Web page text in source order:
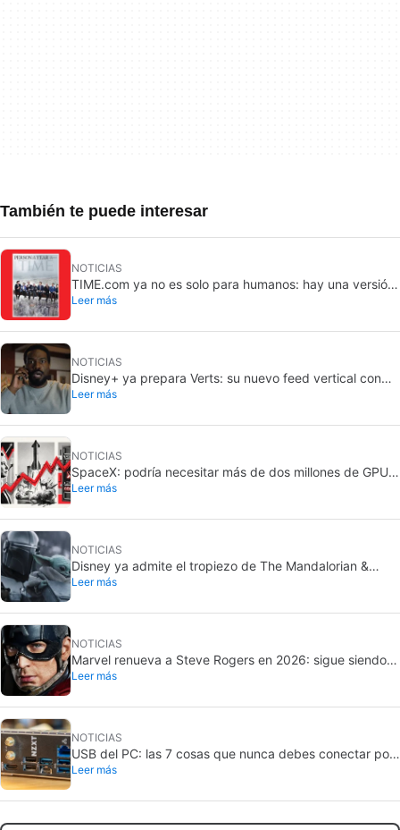
También te puede interesar
NOTICIAS
TIME.com ya no es solo para humanos: hay una versión
secreta que solo ven las máquinas, y es muy buena
Leer más
NOTICIAS
Disney+ ya prepara Verts: su nuevo feed vertical con
TikTok
Leer más
NOTICIAS
SpaceX: podría necesitar más de dos millones de GPU
Rubin de Nvidia
Leer más
NOTICIAS
Disney ya admite el tropiezo de The Mandalorian &
Grogu: no cumplió en taquilla
Leer más
NOTICIAS
Marvel renueva a Steve Rogers en 2026: sigue siendo
Capitán América
Leer más
NOTICIAS
USB del PC: las 7 cosas que nunca debes conectar por
seguridad
Leer más